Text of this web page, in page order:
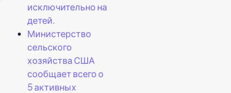
исключительно на
детей.
Министерство
сельского
хозяйства США
сообщает всего о
5 активных